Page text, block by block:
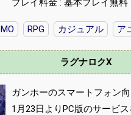
プレイ料金 : 基本プレイ無料
MO RPG カジュアル ア
ラグナロクX
ガンホーのスマートフォン
1月23日よりPC版のサービ